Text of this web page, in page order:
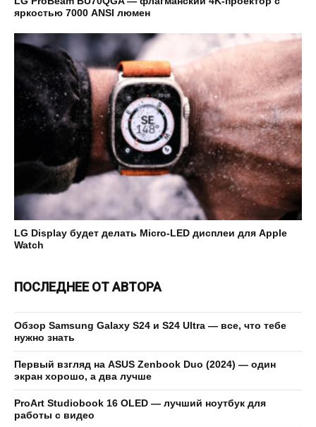
яркостью 7000 ANSI люмен
LG Display будет делать Micro-LED дисплеи для Apple
Watch
ПОСЛЕДНЕЕ ОТ АВТОРА
Обзор Samsung Galaxy S24 и S24 Ultra — все, что тебе
нужно знать
Первый взгляд на ASUS Zenbook Duo (2024) — один
экран хорошо, а два лучше
ProArt Studiobook 16 OLED — лучший ноутбук для
работы с видео